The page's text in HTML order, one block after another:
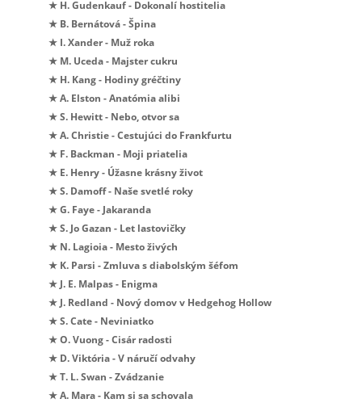
★ H. Gudenkauf - Dokonalí hostitelia
★ B. Bernátová - Špina
★ I. Xander - Muž roka
★ M. Uceda - Majster cukru
★ H. Kang - Hodiny gréčtiny
★ A. Elston - Anatómia alibi
★ S. Hewitt - Nebo, otvor sa
★ A. Christie - Cestujúci do Frankfurtu
★ F. Backman - Moji priatelia
★ E. Henry - Úžasne krásny život
★ S. Damoff - Naše svetlé roky
★ G. Faye - Jakaranda
★ S. Jo Gazan - Let lastovičky
★ N. Lagioia - Mesto živých
★ K. Parsi - Zmluva s diabolským šéfom
★ J. E. Malpas - Enigma
★ J. Redland - Nový domov v Hedgehog Hollow
★ S. Cate - Neviniatko
★ O. Vuong - Cisár radosti
★ D. Viktória - V náručí odvahy
★ T. L. Swan - Zvádzanie
★ A. Mara - Kam si sa schovala